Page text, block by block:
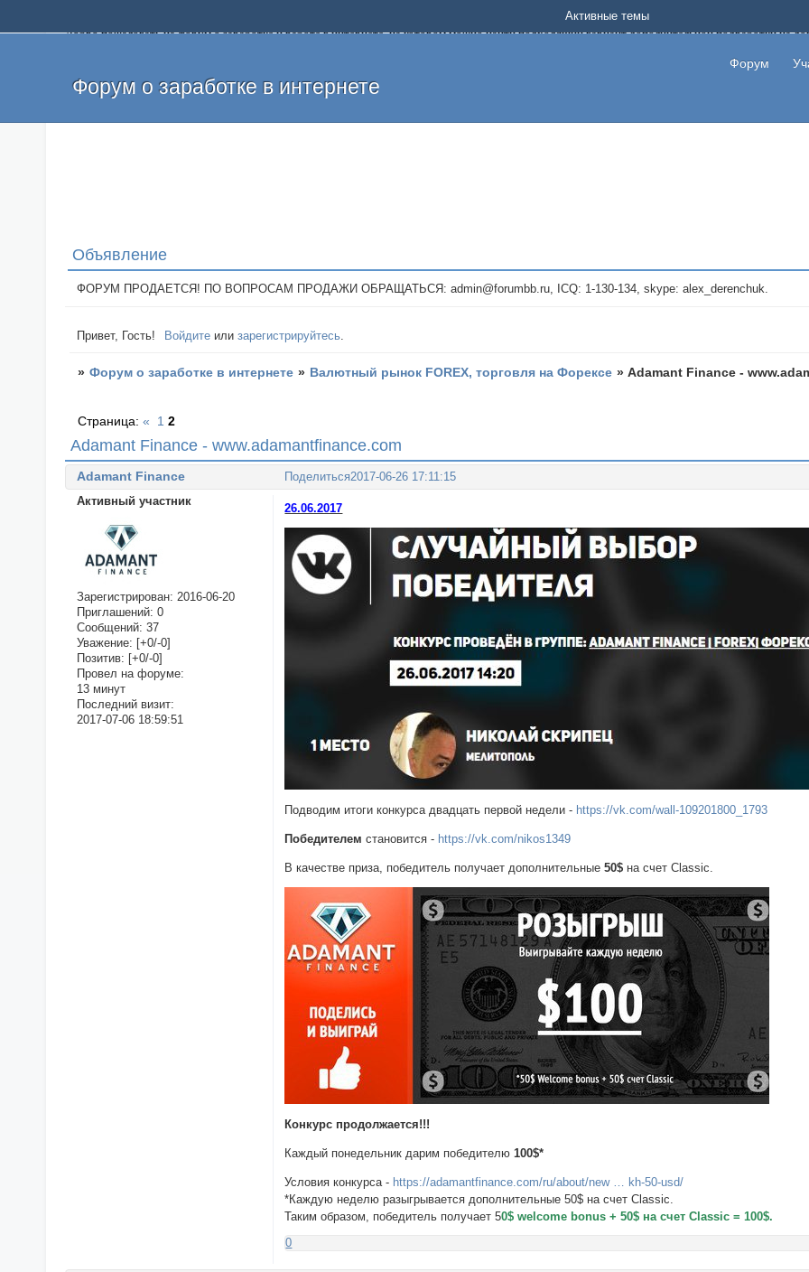
Добро пожаловать на форум о заработке и работе в интернете, на котором можно найти подходящий вариант дополнительной подработки на
и оставлять свои отзывы. Если вы знаете, что определенный проект или сайт не платит, то указывайте в теме что это лохотрон, чтобы другие
легкие деньги без вложений и регистрации уже сегодня. Создавайте новые темы, размещайте объявления со своими пригласительными
Форум о заработке в интернете
Форум
Активные темы
Объявление
ФОРУМ ПРОДАЕТСЯ! ПО ВОПРОСАМ ПРОДАЖИ ОБРАЩАТЬСЯ: admin@forumbb.ru, ICQ: 1-130-134, skype: alex_derenchuk.
Привет, Гость! Войдите илизарегистрируйтесь.
» Форум о заработке в интернете » Валютный рынок FOREX, торговля на Форексе »Adamant Finance -
Adamant Finance - www.adamantfinance.com
Страница:« 1 2
Поделиться2017-06-26 17:11:15
Adamant Finance
Активный участник
Зарегистрирован: 2016-06-20
Приглашений: 0
Сообщений: 37
Уважение: [+0/-0]
Позитив: [+0/-0]
Провел на форуме:
13 минут
Последний визит:
2017-07-06 18:59:51
26.06.2017
Подводим итоги конкурса двадцать первой недели - https://vk.com/wall-109201800_1793
Победителем становится - https://vk.com/nikos1349
В качестве приза, победитель получает дополнительные 50$ на счет Classic.
Конкурс продолжается!!!
Каждый понедельник дарим победителю 100$*
Условия конкурса - https://adamantfinance.com/ru/about/new … kh-50-usd/
*Каждую неделю разыгрывается дополнительные 50$ на счет Classic.
Таким образом, победитель получает 50$ welcome bonus + 50$ на счет Classic = 100$.
0